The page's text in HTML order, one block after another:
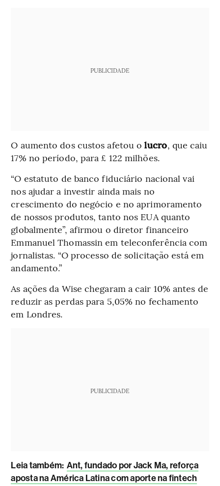
PUBLICIDADE
O aumento dos custos afetou olucro, que caiu
17% no período, para £ 122 milhões.
“O estatuto de banco fiduciário nacional vai
nos ajudar a investir ainda mais no
crescimento do negócio e no aprimoramento
de nossos produtos, tanto nos EUA quanto
globalmente”, afirmou o diretor financeiro
Emmanuel Thomassin em teleconferência com
jornalistas. “O processo de solicitação está em
andamento.”
As ações da Wise chegaram a cair 10% antes de
reduzir as perdas para 5,05% no fechamento
em Londres.
PUBLICIDADE
Leia também: Ant, fundado por Jack Ma, reforça
aposta na América Latina com aporte na fintech